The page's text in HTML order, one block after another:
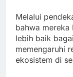
Melalui
bahwa
lebih baik
memengaruhi
ekosistem di